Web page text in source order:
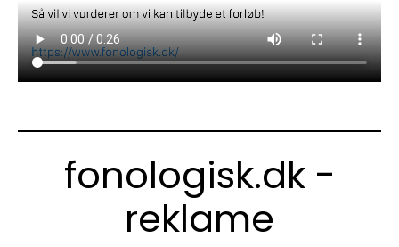
fonologisk.dk -
reklame